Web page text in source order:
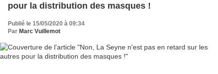
pour la distribution des masques !
Publié le 15/05/2020 à 09:34
Par Marc Vuillemot